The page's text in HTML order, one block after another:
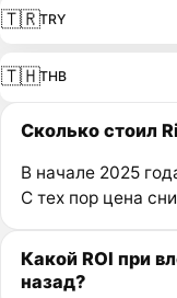
🇹🇷TRY
🇹🇭THB
Сколько стоил
В начале 2025
С тех пор цена
Какой ROI при
назад?